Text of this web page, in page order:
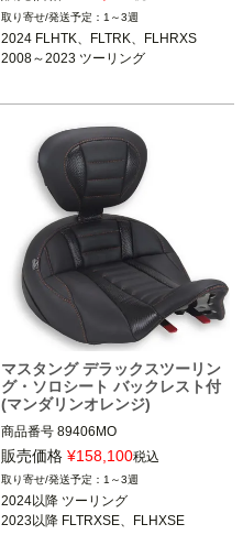
B型番： 521768
2024 FLHTK、FLTRK、FLHRXS
2008～2023 ツーリング
Le Pera(ラペラ)
1～3週
2024 FLHTK、FLTRK、FLHRXS
2008～2023 ツーリング
マスタング デラックスツーリン
グ・ソロシート バックレスト付
(マンダリンオレンジ)
商品番号 89406MO
3OT：0801-2330
販売価格 ¥158,100税込
1～3週
2024以降 ツーリング
2023以降 FLTRXSE、FLHXSE